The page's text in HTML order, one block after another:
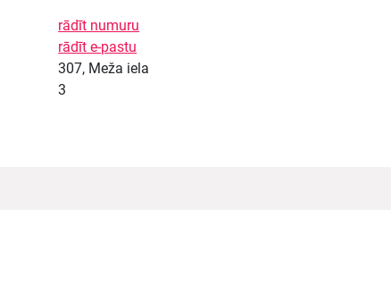
rādīt numuru
rādīt e-pastu
307, Meža iela
3